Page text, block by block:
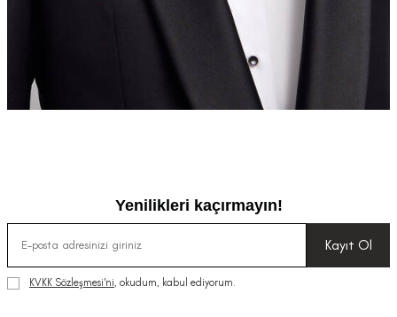
Yenilikleri kaçırmayın!
Kayıt Ol
KVKK Sözleşmesi'ni, okudum, kabul ediyorum.